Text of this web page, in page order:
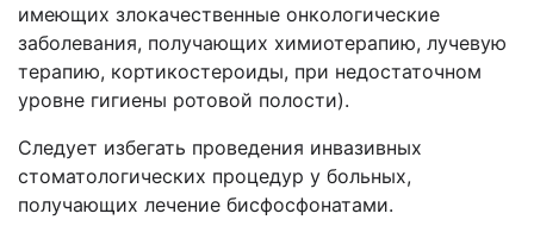
имеющих злокачественные онкологические
заболевания, получающих химиотерапию, лучевую
терапию, кортикостероиды, при недостаточном
уровне гигиены ротовой полости).
Следует избегать проведения инвазивных
стоматологических процедур у больных,
получающих лечение бисфосфонатами.